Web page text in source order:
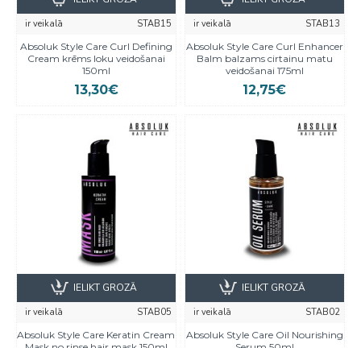
ir veikalā
STAB15
Absoluk Style Care Curl Defining
Cream krēms loku veidošanai
150ml
13,30€
ir veikalā
STAB13
Absoluk Style Care Curl Enhancer
Balm balzams cirtainu matu
veidošanai 175ml
12,75€
ir veikalā
STAB05
Absoluk Style Care Keratin Cream
IELIKT GROZĀ
ir veikalā
STAB02
Absoluk Style Care Oil Nourishing
IELIKT GROZĀ